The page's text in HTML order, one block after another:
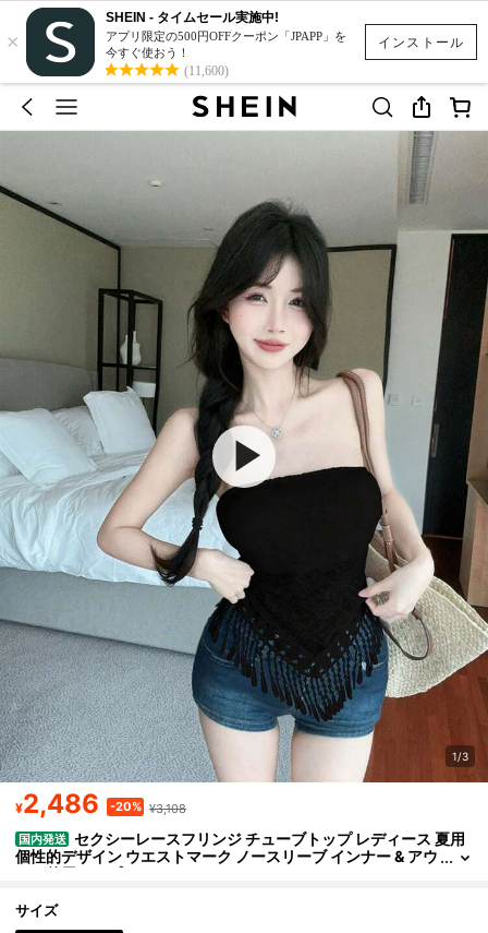
インストール
×
SHEIN - タイムセール実施中!
アプリ限定の500円OFFクーポン「JPAPP」を
今すぐ使おう！
(11,600)
1/3
¥2,486 -20% ¥3,108
国内発送 セクシーレースフリンジ チューブトップ レディース 夏用
個性的デザイン ウエストマーク ノースリーブ インナー & アウ
ター兼用トップス
サイズ